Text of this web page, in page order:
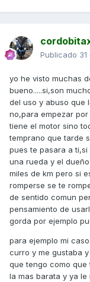
Publicado
yo he visto muchas
bueno.....si,son
del uso y abuso que
no,para empezar
tiene el motor sino
temprano que tarde
pues te pasara a
una rueda y el
miles de km pero si
romperse se te
de sentido comun
pensamiento de
gorda por ejemplo
para ejemplo mi
curro y me gustaba
que tengo como que
la mas barata y ya